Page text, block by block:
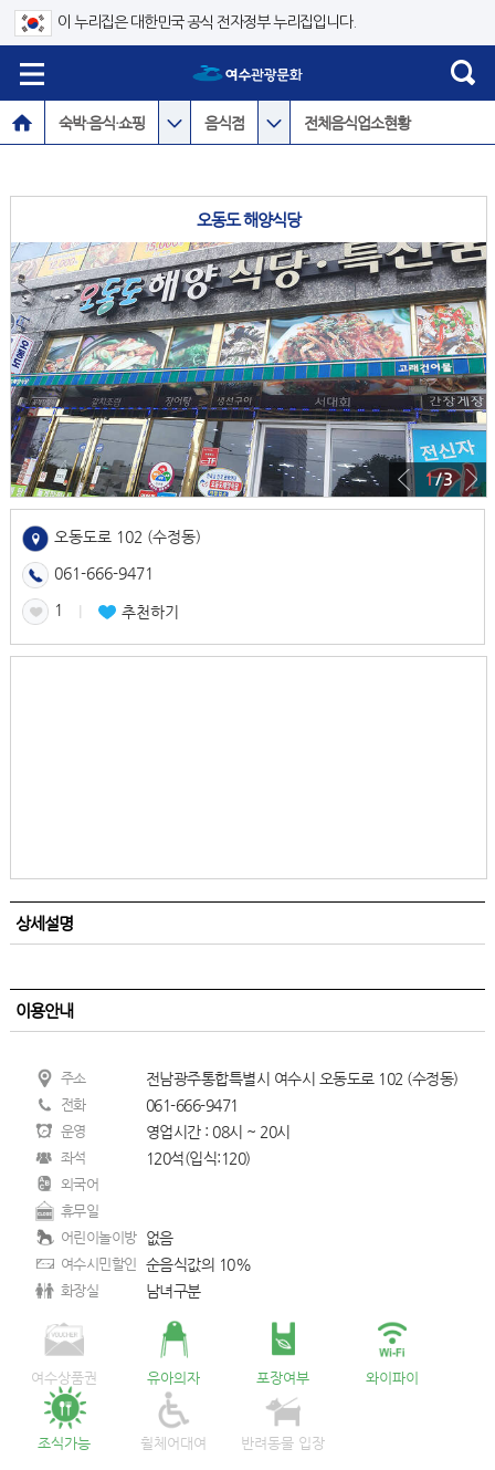
이 누리집은 대한민국 공식 전자정부 누리집입니다.
숙박·음식·쇼핑 음식점 전체음식업소현황
오동도 해양식당
1/ 3
오동도로 102 (수정동)
061-666-9471
1 l 추천하기
상세설명
이용안내
주소 전남광주통합특별시 여수시 오동도로 102 (수정동)
전화 061-666-9471
운영 영업시간 : 08시 ~ 20시
좌석 120석(입식:120)
외국어
휴무일
어린이놀이방
없음
여수시민할인 순음식값의 10%
화장실 남녀구분
여수상품권 유아의자 포장여부 와이파이
조식가능 휠체어대여 반려동물 입장